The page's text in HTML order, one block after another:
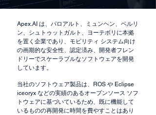
Apex.AI は、パロアルト、ミュンヘン、ベルリ
ン、シュトゥットガルト、ヨーテボリに本拠
を置く企業であり、モビリティ システム向け
の画期的な安全性、認定済み、開発者フレン
ドリーでスケーラブルなソフトウェアを開発
しています。
当社のソフトウェア製品は、ROS や Eclipse
iceoryx などの実績のあるオープンソース ソフ
トウェアに基づいているため、既に機能して
いるものの再開発に時間を費やすことはあり